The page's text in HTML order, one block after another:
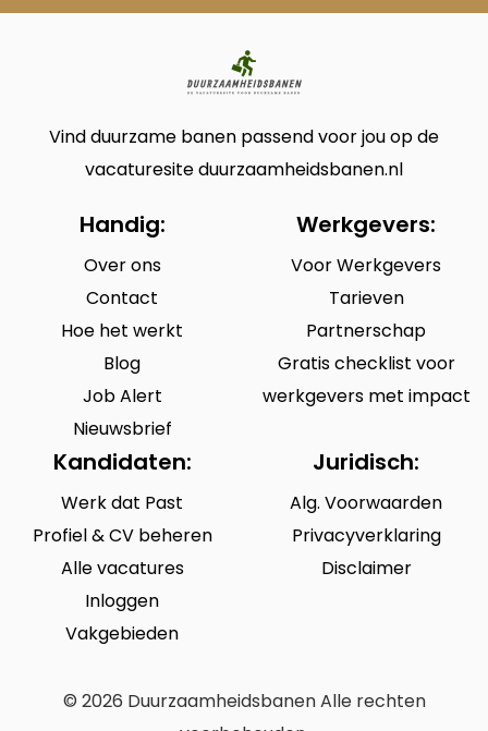
Vind duurzame banen passend voor jou op de
vacaturesite duurzaamheidsbanen.nl
Handig:
Over ons
Contact
Hoe het werkt
Blog
Job Alert
Nieuwsbrief
Werkgevers:
Voor Werkgevers
Tarieven
Partnerschap
Gratis checklist voor
werkgevers met impact
Kandidaten:
Werk dat Past
Profiel & CV beheren
Alle vacatures
Inloggen
Vakgebieden
Juridisch:
Alg. Voorwaarden
Privacyverklaring
Disclaimer
© 2026 Duurzaamheidsbanen Alle rechten